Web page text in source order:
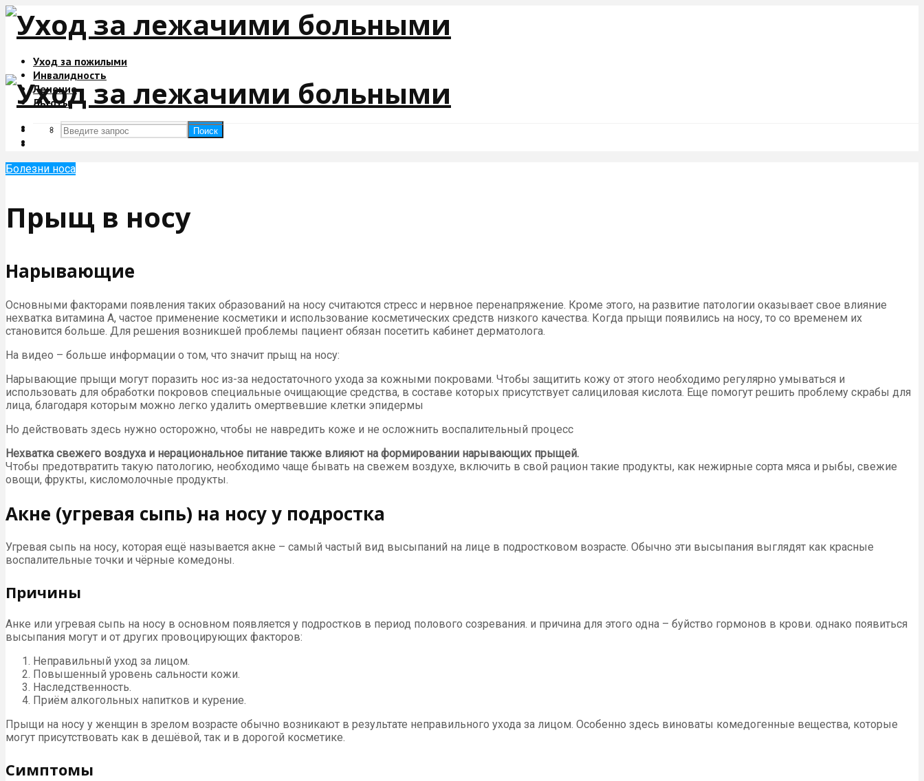
Уход за пожилыми
Инвалидность
Лечение
Льготы
Поиск
Поиск
Болезни носа
Прыщ в носу
Нарывающие
Основными факторами появления таких образований на носу считаются стресс и нервное перенапряжение. Кроме этого, на развитие патологии оказывает свое влияние
нехватка витамина А, частое применение косметики и использование косметических средств низкого качества. Когда прыщи появились на носу, то со временем их
становится больше. Для решения возникшей проблемы пациент обязан посетить кабинет дерматолога.
На видео – больше информации о том, что значит прыщ на носу:
Нарывающие прыщи могут поразить нос из-за недостаточного ухода за кожными покровами. Чтобы защитить кожу от этого необходимо регулярно умываться и
использовать для обработки покровов специальные очищающие средства, в составе которых присутствует салициловая кислота. Еще помогут решить проблему скрабы для
лица, благодаря которым можно легко удалить омертвевшие клетки эпидермы
Но действовать здесь нужно осторожно, чтобы не навредить коже и не осложнить воспалительный процесс
Нехватка свежего воздуха и нерациональное питание также влияют на формировании нарывающих прыщей.
Чтобы предотвратить такую патологию, необходимо чаще бывать на свежем воздухе, включить в свой рацион такие продукты, как нежирные сорта мяса и рыбы, свежие
овощи, фрукты, кисломолочные продукты.
Акне (угревая сыпь) на носу у подростка
Угревая сыпь на носу, которая ещё называется акне – самый частый вид высыпаний на лице в подростковом возрасте. Обычно эти высыпания выглядят как красные
воспалительные точки и чёрные комедоны.
Причины
Анке или угревая сыпь на носу в основном появляется у подростков в период полового созревания. и причина для этого одна – буйство гормонов в крови. однако появиться
высыпания могут и от других провоцирующих факторов:
Неправильный уход за лицом.
Повышенный уровень сальности кожи.
Наследственность.
Приём алкогольных напитков и курение.
Прыщи на носу у женщин в зрелом возрасте обычно возникают в результате неправильного ухода за лицом. Особенно здесь виноваты комедогенные вещества, которые
могут присутствовать как в дешёвой, так и в дорогой косметике.
Симптомы